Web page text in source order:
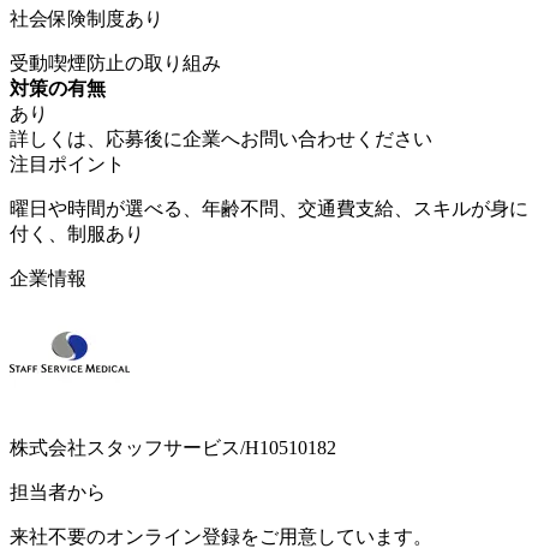
社会保険制度あり
受動喫煙防止の取り組み
対策の有無
あり
詳しくは、応募後に企業へお問い合わせください
注目ポイント
曜日や時間が選べる、年齢不問、交通費支給、スキルが身に
付く、制服あり
企業情報
株式会社スタッフサービス/H10510182
担当者から
来社不要のオンライン登録をご用意しています。